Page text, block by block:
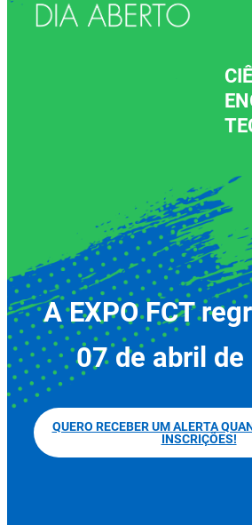
A EXPO FCT
07 de abril de
QUERO RECEBER UM ALERTA
INSCRIÇÕES!